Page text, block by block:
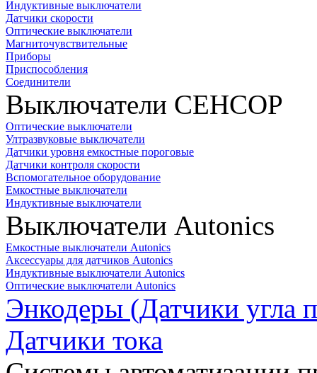
Индуктивные выключатели
Датчики скорости
Оптические выключатели
Магниточувствительные
Приборы
Приспособления
Соединители
Выключатели СЕНСОР
Оптические выключатели
Ултразвуковые выключатели
Датчики уровня емкостные пороговые
Датчики контроля скорости
Вспомогательное оборудование
Емкостные выключатели
Индуктивные выключатели
Выключатели Autonics
Емкостные выключатели Autonics
Аксессуары для датчиков Autonics
Индуктивные выключатели Autonics
Оптические выключатели Autonics
Энкодеры (Датчики угла
Датчики тока